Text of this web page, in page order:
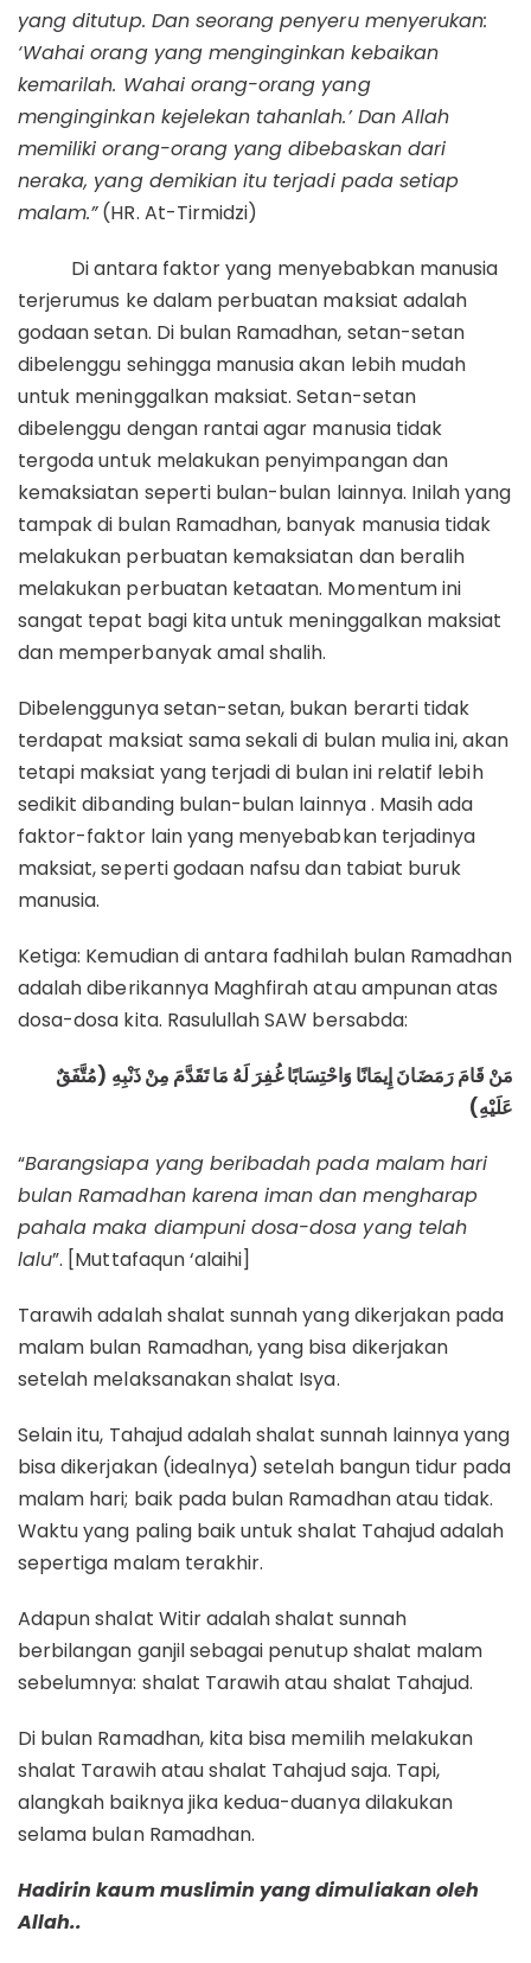
yang ditutup. Dan seorang penyeru menyerukan:
‘Wahai orang yang menginginkan kebaikan
kemarilah. Wahai orang-orang yang
menginginkan kejelekan tahanlah.’ Dan Allah
memiliki orang-orang yang dibebaskan dari
neraka, yang demikian itu terjadi pada setiap
malam.”(HR. At-Tirmidzi)
Di antara faktor yang menyebabkan manusia
terjerumus ke dalam perbuatan maksiat adalah
godaan setan. Di bulan Ramadhan, setan-setan
dibelenggu sehingga manusia akan lebih mudah
untuk meninggalkan maksiat. Setan-setan
dibelenggu dengan rantai agar manusia tidak
tergoda untuk melakukan penyimpangan dan
kemaksiatan seperti bulan-bulan lainnya. Inilah yang
tampak di bulan Ramadhan, banyak manusia tidak
melakukan perbuatan kemaksiatan dan beralih
melakukan perbuatan ketaatan. Momentum ini
sangat tepat bagi kita untuk meninggalkan maksiat
dan memperbanyak amal shalih.
Dibelenggunya setan-setan, bukan berarti tidak
terdapat maksiat sama sekali di bulan mulia ini, akan
tetapi maksiat yang terjadi di bulan ini relatif lebih
sedikit dibanding bulan-bulan lainnya . Masih ada
faktor-faktor lain yang menyebabkan terjadinya
maksiat, seperti godaan nafsu dan tabiat buruk
manusia.
Ketiga: Kemudian di antara fadhilah bulan Ramadhan
adalah diberikannya Maghfirah atau ampunan atas
dosa-dosa kita. Rasulullah SAW bersabda:
مَنْ قَامَ رَمَضَانَ إِيمَانًا وَاحْتِسَابًا غُفِرَ لَهُ مَا تَقَدَّمَ مِنْ ذَنْبِهِ (مُتَّفَقٌ
عَلَيْهِ)
“Barangsiapa yang beribadah pada malam hari
bulan Ramadhan karena iman dan mengharap
pahala maka diampuni dosa-dosa yang telah
lalu”. [Muttafaqun ‘alaihi]
Tarawih adalah shalat sunnah yang dikerjakan pada
malam bulan Ramadhan, yang bisa dikerjakan
setelah melaksanakan shalat Isya.
Selain itu, Tahajud adalah shalat sunnah lainnya yang
bisa dikerjakan (idealnya) setelah bangun tidur pada
malam hari; baik pada bulan Ramadhan atau tidak.
Waktu yang paling baik untuk shalat Tahajud adalah
sepertiga malam terakhir.
Adapun shalat Witir adalah shalat sunnah
berbilangan ganjil sebagai penutup shalat malam
sebelumnya: shalat Tarawih atau shalat Tahajud.
Di bulan Ramadhan, kita bisa memilih melakukan
shalat Tarawih atau shalat Tahajud saja. Tapi,
alangkah baiknya jika kedua-duanya dilakukan
selama bulan Ramadhan.
Hadirin kaum muslimin yang dimuliakan oleh
Allah..